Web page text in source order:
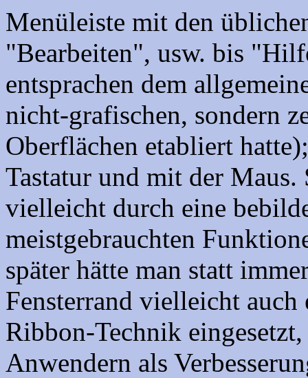
Menüleiste mit den
"Bearbeiten", usw. bis
entsprachen dem
nicht-grafischen, sondern
Oberflächen etabliert
Tastatur und mit der Maus.
vielleicht durch eine
meistgebrauchten
später hätte man statt
Fensterrand vielleicht
Ribbon-Technik
Anwendern als